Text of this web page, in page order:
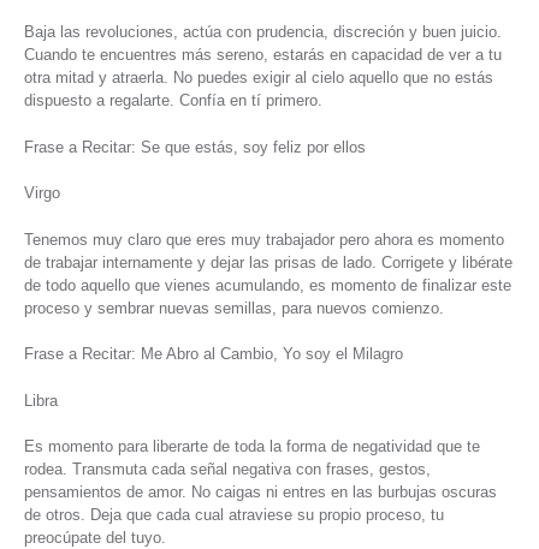
Baja las revoluciones, actúa con prudencia, discreción y buen juicio.
Cuando te encuentres más sereno, estarás en capacidad de ver a tu
otra mitad y atraerla. No puedes exigir al cielo aquello que no estás
dispuesto a regalarte. Confía en tí primero.
Frase a Recitar: Se que estás, soy feliz por ellos
Virgo
Tenemos muy claro que eres muy trabajador pero ahora es momento
de trabajar internamente y dejar las prisas de lado. Corrigete y libérate
de todo aquello que vienes acumulando, es momento de finalizar este
proceso y sembrar nuevas semillas, para nuevos comienzo.
Frase a Recitar: Me Abro al Cambio, Yo soy el Milagro
Libra
Es momento para liberarte de toda la forma de negatividad que te
rodea. Transmuta cada señal negativa con frases, gestos,
pensamientos de amor. No caigas ni entres en las burbujas oscuras
de otros. Deja que cada cual atraviese su propio proceso, tu
preocúpate del tuyo.